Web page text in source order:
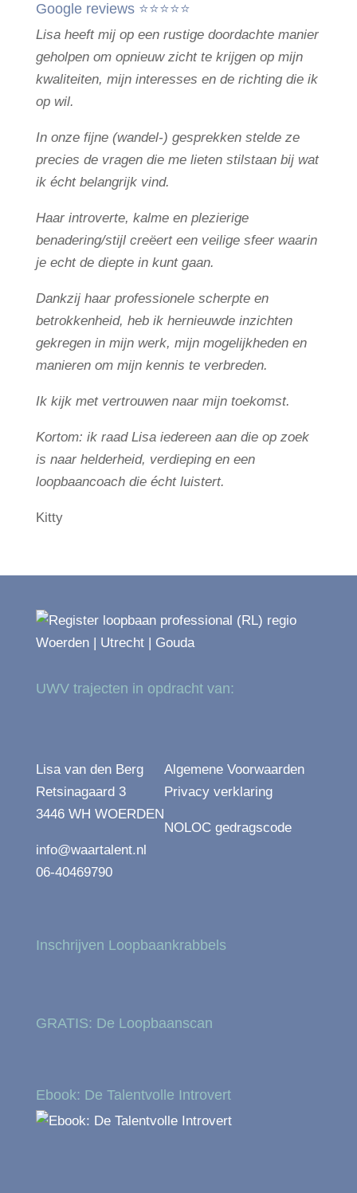
Google reviews ⭐⭐⭐⭐⭐
Lisa heeft mij op een rustige doordachte manier
geholpen om opnieuw zicht te krijgen op mijn
kwaliteiten, mijn interesses en de richting die ik
op wil.
In onze fijne (wandel-) gesprekken stelde ze
precies de vragen die me lieten stilstaan bij wat
ik écht belangrijk vind.
Haar introverte, kalme en plezierige
benadering/stijl creëert een veilige sfeer waarin
je echt de diepte in kunt gaan.
Dankzij haar professionele scherpte en
betrokkenheid, heb ik hernieuwde inzichten
gekregen in mijn werk, mijn mogelijkheden en
manieren om mijn kennis te verbreden.
Ik kijk met vertrouwen naar mijn toekomst.
Kortom: ik raad Lisa iedereen aan die op zoek
is naar helderheid, verdieping en een
loopbaancoach die écht luistert.
Kitty
UWV trajecten in opdracht van:
Lisa van den Berg
Retsinagaard 3
3446 WH WOERDEN
info@waartalent.nl
06-40469790
Algemene Voorwaarden
Privacy verklaring
NOLOC gedragscode
Inschrijven Loopbaankrabbels
GRATIS: De Loopbaanscan
Ebook: De Talentvolle Introvert